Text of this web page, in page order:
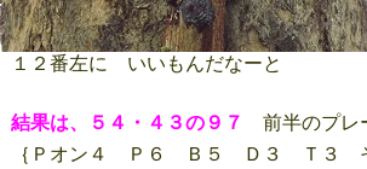
１２番左に いいもんだなーと
結果は、５４・４３の９７
前半のプレ
｛Ｐオン４ Ｐ６ Ｂ５ Ｄ３ Ｔ３ そ